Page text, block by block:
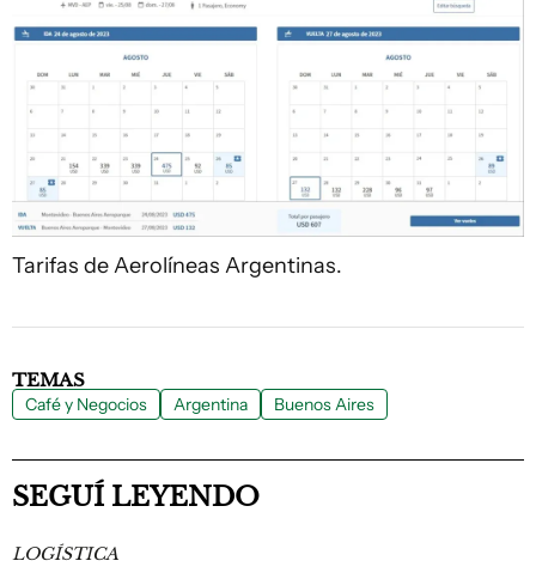
Tarifas de Aerolíneas Argentinas.
TEMAS
Café y Negocios Argentina Buenos Aires
SEGUÍ LEYENDO
LOGÍSTICA